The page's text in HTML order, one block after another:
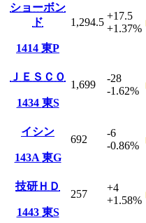
ショーボン
ド
1414 東P
1,294.5
+17.5
+1.37%
ＪＥＳＣＯ
1434 東S
1,699
-28
-1.62%
イシン
143A 東G
692
-6
-0.86%
技研ＨＤ
1443 東S
257
+4
+1.58%